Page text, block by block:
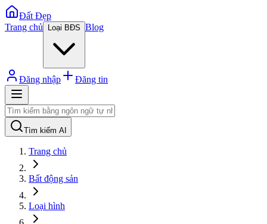
Đất Đẹp
Trang chủ
Loại BĐS Blog
Đăng nhập Đăng tin
Tìm kiếm AI
Trang chủ
Bất động sản
Loại hình